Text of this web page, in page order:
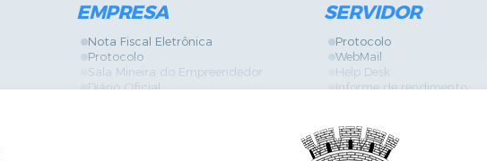
EMPRESA
Nota Fiscal Eletrônica
Protocolo
Sala Mineira do Empreendedor
Diário Oficial
SERVIDOR
Protocolo
WebMail
Help Desk
Informe de rendimento
GPI
Diário Oficial